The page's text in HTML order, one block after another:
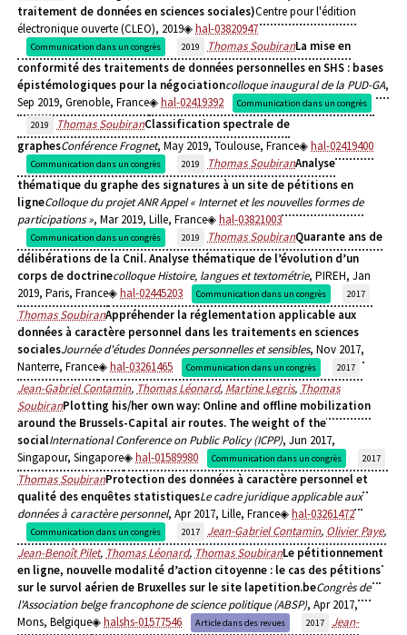
traitement de données en sciences sociales)Centre pour l'édition
électronique ouverte (CLEO), 2019
hal-03820947
Communication dans un congrès 2019 Thomas SoubiranLa mise en
conformité des traitements de données personnelles en SHS : bases
épistémologiques pour la négociationcolloque inaugural de la PUD-GA,
Sep 2019, Grenoble, France
hal-02419392
Communication dans un congrès
2019
Thomas SoubiranClassification spectrale de
graphesConférence Frognet, May 2019, Toulouse, France hal-02419400
Communication dans un congrès 2019 Thomas SoubiranAnalyse
thématique du graphe des signatures à un site de pétitions en
ligneColloque du projet ANR Appel « Internet et les nouvelles formes de
participations », Mar 2019, Lille, France hal-03821003
Communication dans un congrès 2019 Thomas SoubiranQuarante ans de
délibérations de la Cnil. Analyse thématique de l’évolution d’un
corps de doctrinecolloque Histoire, langues et textométrie, PIREH, Jan
2019, Paris, France
hal-02445203 Communication dans un congrès 2017
Thomas SoubiranAppréhender la réglementation applicable aux
données à caractère personnel dans les traitements en sciences
socialesJournée d'études Données personnelles et sensibles, Nov 2017,
Nanterre, France
hal-03261465 Communication dans un congrès 2017
Jean-Gabriel Contamin, Thomas Léonard, Martine Legris, Thomas
SoubiranPlotting his/her own way: Online and offline mobilization
around the Brussels-Capital air routes. The weight of the
socialInternational Conference on Public Policy (ICPP), Jun 2017,
Singapour, Singapore
hal-01589980 Communication dans un congrès 2017
Thomas SoubiranProtection des données à caractère personnel et
qualité des enquêtes statistiquesLe cadre juridique applicable aux
données à caractère personnel, Apr 2017, Lille, France hal-03261472
Communication dans un congrès 2017 Jean-Gabriel Contamin, Olivier Paye,
Jean-Benoît Pilet, Thomas Léonard, Thomas SoubiranLe pétitionnement
en ligne, nouvelle modalité d’action citoyenne : le cas des pétitions
sur le survol aérien de Bruxelles sur le site lapetition.beCongrès de
l'Association belge francophone de science politique (ABSP), Apr 2017,
Mons, Belgique
halshs-01577546 Article dans des revues 2017
Jean-